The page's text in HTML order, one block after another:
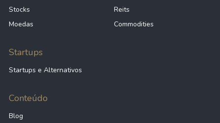
Stocks
Reits
Moedas
Commodities
Startups
Startups e Alternativos
Conteúdo
Blog